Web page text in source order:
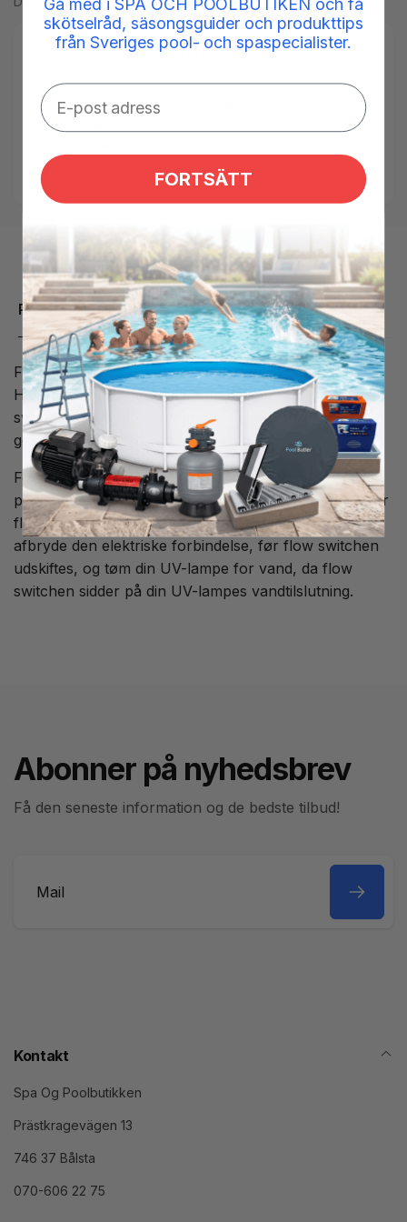
Tilgængelighed:
Low stock: 4 left
SKU: SP-107-UV-B
Tags:
UV-uvlampa-poolrening-uvrening-elecro-
Kategorier:
Reservedele UV & Dosering
Produktbeskrivelse
Flow switch til UV enhed fra Elecro, hvis du har en
High Reflection eller Quantum UV, er denne flow
switch tilpasset til montering på dens
gevindforbindelse.
For at fjerne den gamle flow switch løsner du fronten
på den sorte boks for at få adgang til printkortet, hvor
flow switchen er tilsluttet. Vær omhyggelig med at
afbryde den elektriske forbindelse, før flow switchen
udskiftes, og tøm din UV-lampe for vand, da flow
switchen sidder på din UV-lampes vandtilslutning.
Abonner på nyhedsbrev
Få den seneste information og de bedste tilbud!
Kontakt
Spa Og Poolbutikken
Prästkragevägen 13
746 37 Bålsta
070-606 22 75
Gå med i SPA OCH POOLBUTIKEN och få
skötselråd, säsongsguider och produkttips
från Sveriges pool- och spaspecialister.
FORTSÄTT